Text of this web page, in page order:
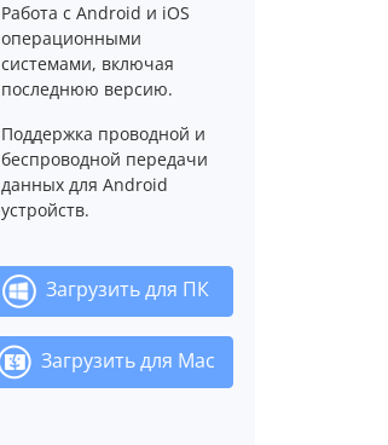
Работа с Android и iOS
операционными
системами, включая
последнюю версию.
Поддержка проводной и
беспроводной передачи
данных для Android
устройств.
Загрузить для ПК
Загрузить для Mac